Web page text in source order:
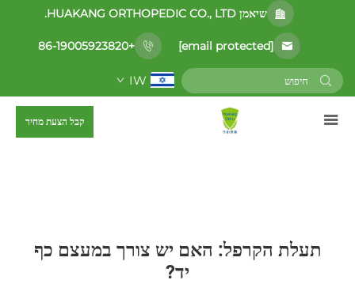
שיאמן HUAKANG ORTHOPEDIC CO., LTD.
[email protected]
+86-19005923820
IW
קבל הצעת מחיר
תעלת הקרפל: האם יש צורך במעצם כף
יד?